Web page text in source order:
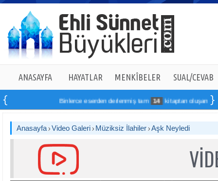
ANASAYFA HAYATLAR MENKÎBELER SUAL/CEVAB
Binlerce eserden derlenmiş tam 14 kitaptan oluşan seti
Anasayfa Video Galeri Müziksiz İlahiler Aşk Neyledi